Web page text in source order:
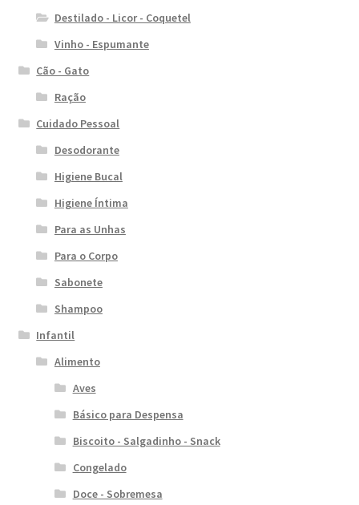
Destilado - Licor - Coquetel
Vinho - Espumante
Cão - Gato
Ração
Cuidado Pessoal
Desodorante
Higiene Bucal
Higiene Íntima
Para as Unhas
Para o Corpo
Sabonete
Shampoo
Infantil
Alimento
Aves
Básico para Despensa
Biscoito - Salgadinho - Snack
Congelado
Doce - Sobremesa